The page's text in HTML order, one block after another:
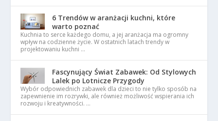
6 Trendów w aranżacji kuchni, które
warto poznać
Kuchnia to serce każdego domu, a jej aranżacja ma ogromny
wpływ na codzienne życie. W ostatnich latach trendy w
projektowaniu kuchni …
Fascynujący Świat Zabawek: Od Stylowych
Lalek po Lotnicze Przygody
Wybór odpowiednich zabawek dla dzieci to nie tylko sposób na
zapewnienie im rozrywki, ale również możliwość wspierania ich
rozwoju i kreatywności. …